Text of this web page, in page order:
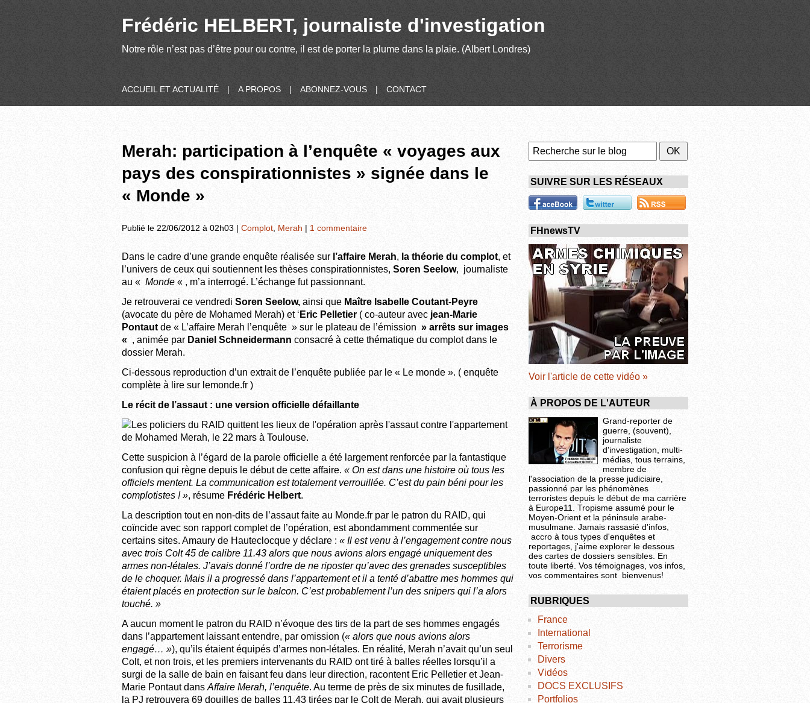
Frédéric HELBERT, journaliste d'investigation
Notre rôle n’est pas d’être pour ou contre, il est de porter la plume dans la plaie. (Albert Londres)
ACCUEIL ET ACTUALITÉ | A PROPOS | ABONNEZ-VOUS | CONTACT
Merah: participation à l’enquête « voyages aux
pays des conspirationnistes » signée dans le
« Monde »
Publié le 22/06/2012 à 02h03 | Complot Merah | 1 commentaire
Dans le cadre d’une grande enquête réalisée sur l’affaire Merah, la théorie du complot, et
l’univers de ceux qui soutiennent les thèses conspirationnistes, Soren Seelow, journaliste
au « Monde « , m’a interrogé. L’échange fut passionnant.
Je retrouverai ce vendredi Soren Seelow, ainsi que Maître Isabelle Coutant-Peyre
(avocate du père de Mohamed Merah) et ‘ Eric Pelletier ( co-auteur avec jean-Marie
Pontautde « L’affaire Merah l’enquête » sur le plateau de l’émission » arrêts sur images
« , animée par Daniel Schneidermann consacré à cette thématique du complot dans le
dossier Merah.
Ci-dessous reproduction d’un extrait de l’enquête publiée par le « Le monde ». ( enquête
complète à lire sur lemonde.fr )
Le récit de l’assaut : une version officielle défaillante
Cette suspicion à l’égard de la parole officielle a été largement renforcée par la fantastique
confusion qui règne depuis le début de cette affaire. « On est dans une histoire où tous les
officiels mentent. La communication est totalement verrouillée. C’est du pain béni pour les
complotistes ! », résume Frédéric Helbert.
La description tout en non-dits de l’assaut faite au Monde.fr par le patron du RAID, qui
coïncide avec son rapport complet de l’opération, est abondamment commentée sur
certains sites. Amaury de Hauteclocque y déclare : « Il est venu à l’engagement contre nous
avec trois Colt 45 de calibre 11.43 alors que nous avions alors engagé uniquement des
armes non-létales. J’avais donné l’ordre de ne riposterqu’avec des grenades susceptibles
de le choquer. Mais il a progressé dans l’appartement et il a tenté d’abattre mes hommes qui
étaient placés en protection sur le balcon. C’est probablement l’un des snipers qui l’a alors
touché. »
A aucun moment le patron du RAID n’évoque des tirs de la part de ses hommes engagés
dans l’appartement laissantentendre, par omission (« alors que nous avions alors
engagé… »), qu’ils étaient équipés d’armes non-létales. En réalité, Merah n’avait qu’un seul
Colt, et non trois, et les premiers intervenants du RAID ont tiré à balles réelles lorsqu’il a
surgi de la salle de bain en faisant feu dans leur direction, racontent Eric Pelletier etJean-
Marie Pontautdans Affaire Merah, l’enquête. Au terme de près de six minutes de fusillade,
la PJ retrouvera 69 douilles de balles 11.43 tirées par le Colt de Merah, qui avait plusieurs
SUIVRE SUR LES RÉSEAUX
FHnewsTV
Voir l'article de cette vidéo »
À PROPOS DE L'AUTEUR
Grand-reporter de
guerre, (souvent),
journaliste
d'investigation, multi-
médias, tous terrains,
membre de
l'association de la presse judiciaire,
passionné par les phénomènes
terroristes depuis le début de ma carrière
à Europe11. Tropisme assumé pour le
Moyen-Orient et la péninsule arabe-
musulmane. Jamais rassasié d'infos,
accro à tous types d'enquêtes et
reportages, j'aime explorer le dessous
des cartes de dossiers sensibles. En
toute liberté. Vos témoignages, vos infos,
vos commentaires sont bienvenus!
RUBRIQUES
France
International
Terrorisme
Divers
Vidéos
DOCS EXCLUSIFS
Portfolios